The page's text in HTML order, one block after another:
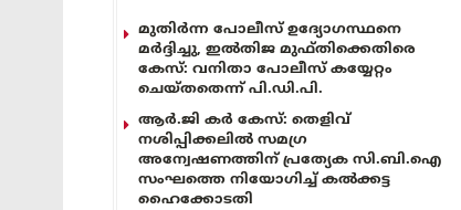
മുതിർന്ന പോലീസ് ഉദ്യോഗസ്ഥനെ
മർദ്ദിച്ചു, ഇൽതിജ മുഫ്തിക്കെതിരെ
കേസ്: വനിതാ പോലീസ് കയ്യേറ്റം
ചെയ്തതെന്ന് പി.ഡി.പി.
ആർ.ജി കർ കേസ്: തെളിവ്
നശിപ്പിക്കലിൽ സമഗ്ര
അന്വേഷണത്തിന് പ്രത്യേക സി.ബി.ഐ
സംഘത്തെ നിയോഗിച്ച് കൽക്കട്ട
ഹൈക്കോടതി